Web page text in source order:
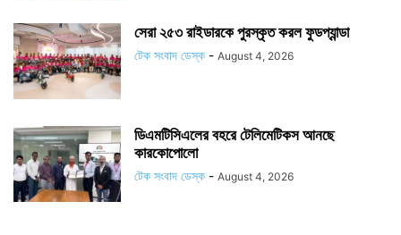
সেরা ২৫৩ রাইডারকে পুরস্কৃত করল ফুডপ্যান্ডা
টেক সংবাদ ডেস্ক - August 4, 2026
ডিএমটিসিএলের বহরে টেলিমেটিকস আনছে
কারকোপোলো
টেক সংবাদ ডেস্ক - August 4, 2026